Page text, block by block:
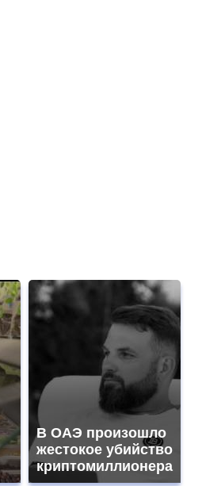
В ОАЭ произошло
жестокое убийство
криптомиллионера